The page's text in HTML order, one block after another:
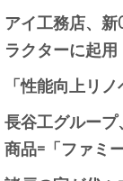
アイ工務店、
ラクターに起用
「性能向上リ
長谷工グルー
商品=「ファミ